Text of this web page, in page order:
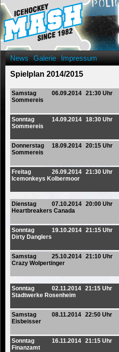
News Galerie Impressum
Spielplan 2014/2015
Samstag 06.09.2014 21:30 Uhr
Sommereis
Sonntag 14.09.2014 18:30 Uhr
Sommereis
Donnerstag 18.09.2014 20:15 Uhr
Sommereis
Freitag 26.09.2014 21:30 Uhr
Icemonkeys Kolbermoor
Dienstag 07.10.2014 20:00 Uhr
Heartbreakers Canada
Sonntag 19.10.2014 21:15 Uhr
Dirty Danglers
Samstag 25.10.2014 21:10 Uhr
Crazy Wolpertinger
Sonntag 02.11.2014 21:15 Uhr
Stadtwerke Rosenheim
Samstag 08.11.2014 22:50 Uhr
Eisbeisser
Sonntag 16.11.2014 21:15 Uhr
Finanzamt